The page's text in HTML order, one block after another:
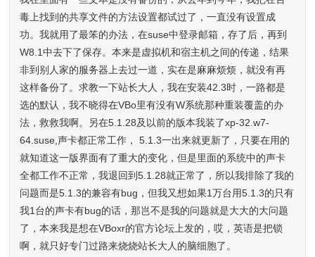
毒上找到的共享文件的方法设置都试过了，一直没有设置成
功。我就用了最笨的办法，在suse中登录邮箱，存了后，再到
W8.1中去下了保存。本来是虚拟机和宿主机之间的传递，结果
非到别人家的服务器上去过一道，实在是麻麻烦烦，就没有再
这样备份了。求教一下站长大人，我在安装42.3时，一路都是
选的默认，我不晓得在VBo里有没有W系统那种重装覆盖的办
法，救救我啊。另在5.1.28及以前的版本我装了xp-32.w7-
64.suse,声卡都正常工作， 5.1.3一出来就更新了，只要在用的
就知道这一版界面有了重大的变化，但是里面的系统中的声卡
全都工作不正常，我退回到5.1.28就正常了，所以我排除了我的
问题而是5.1.3的兼容有bug，但我又想如果1万台用5.1.3的只有
我1台的声卡有bug的话，那岂不是我的问题就是大大的大问题
了，本来我是想在VBoxr的官方论坛上发的，哎，英语是把锁
啊，就只好专门过路来烧烧站长大人的脑细胞了。